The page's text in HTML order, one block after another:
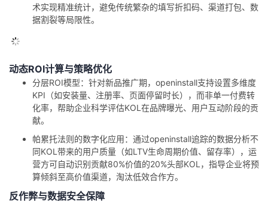
术实现精准统计，避免传统繁杂的填写折扣码、渠道打包、数
据割裂等局限性。
动态ROI计算与策略优化
分层ROI模型：针对新品推广期，openinstall支持设置多维度
KPI（如安装量、注册率、页面停留时长），而非单一付费转
化率，帮助企业科学评估KOL在品牌曝光、用户互动阶段的贡
献。
帕累托法则的数字化应用：通过openinstall追踪的数据分析不
同KOL带来的用户质量（如LTV生命周期价值、留存率），运
营方可自动识别贡献80%价值的20%头部KOL，指导企业将预
算倾斜至高价值渠道，淘汰低效合作方。
反作弊与数据安全保障